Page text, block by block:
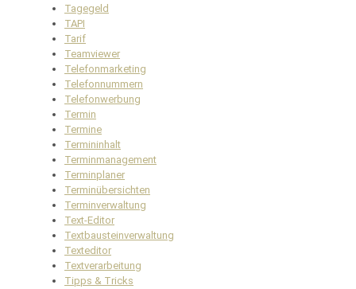
Tagegeld
TAPI
Tarif
Teamviewer
Telefonmarketing
Telefonnummern
Telefonwerbung
Termin
Termine
Termininhalt
Terminmanagement
Terminplaner
Terminübersichten
Terminverwaltung
Text-Editor
Textbausteinverwaltung
Texteditor
Textverarbeitung
Tipps & Tricks